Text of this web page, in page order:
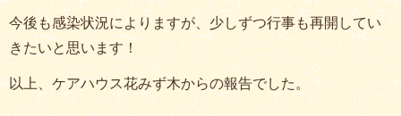
今後も感染状況によりますが、少しずつ行事も再開してい
きたいと思います！
以上、ケアハウス花みず木からの報告でした。